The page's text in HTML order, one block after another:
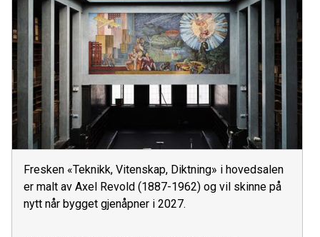
Fresken «Teknikk, Vitenskap, Diktning» i hovedsalen
er malt av Axel Revold (1887-1962) og vil skinne på
nytt når bygget gjenåpner i 2027.